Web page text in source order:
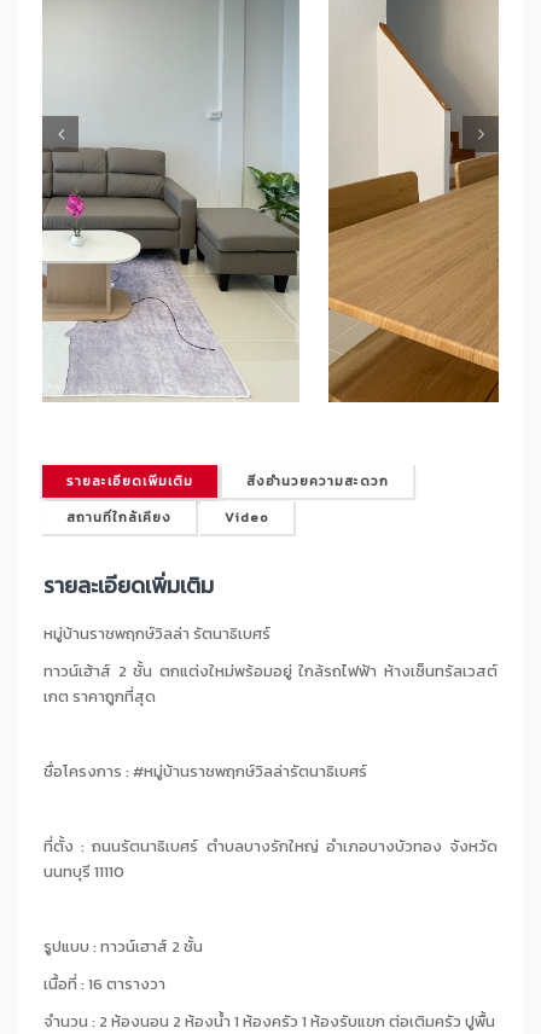
รายละเอียดเพิ่มเติม
สิ่งอำนวยความสะดวก
สถานที่ใกล้เคียง
Video
รายละเอียดเพิ่มเติม
หมู่บ้านราชพฤกษ์วิลล่า รัตนาธิเบศร์
ทาวน์เฮ้าส์ 2 ชั้น ตกแต่งใหม่พร้อมอยู่ ใกล้รถไฟฟ้า ห้างเซ็นทรัลเวสต์
เกต ราคาถูกที่สุด
ชื่อโครงการ : #หมู่บ้านราชพฤกษ์วิลล่ารัตนาธิเบศร์
ที่ตั้ง : ถนนรัตนาธิเบศร์ ตำบลบางรักใหญ่ อำเภอบางบัวทอง จังหวัด
นนทบุรี 11110
รูปแบบ : ทาวน์เฮาส์ 2 ชั้น
เนื้อที่ : 16 ตารางวา
จำนวน : 2 ห้องนอน 2 ห้องน้ำ 1 ห้องครัว 1 ห้องรับแขก ต่อเติมครัว ปูพื้น